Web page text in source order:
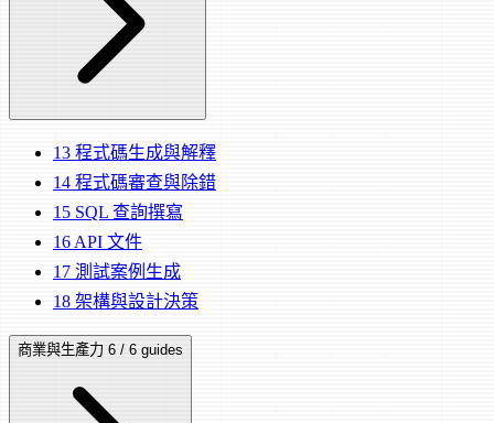
13 程式碼生成與解釋
14 程式碼審查與除錯
15 SQL 查詢撰寫
16 API 文件
17 測試案例生成
18 架構與設計決策
商業與生產力 6 / 6 guides